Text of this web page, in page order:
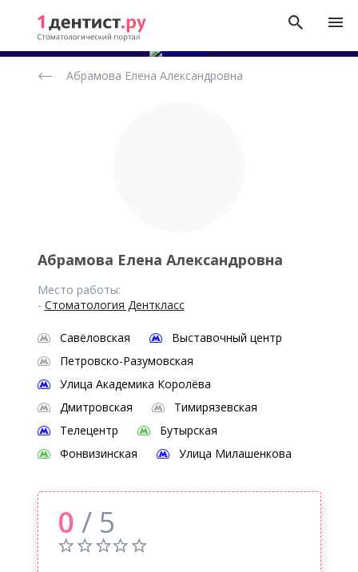
стоматологов
Абрамова Елена Александровна
Абрамова Елена Александровна
Место работы:
- Стоматология Денткласс
Савёловская
Выставочный центр
Петровско-Разумовская
Улица Академика Королёва
Дмитровская
Тимирязевская
Телецентр
Бутырская
Фонвизинская
Улица Милашенкова
0 / 5